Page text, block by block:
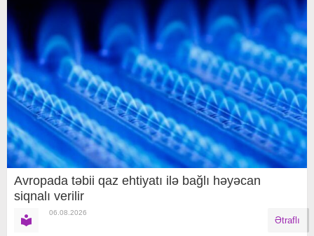
Avropada təbii qaz ehtiyatı ilə bağlı həyəcan
siqnalı verilir
06.08.2026
Ətraflı